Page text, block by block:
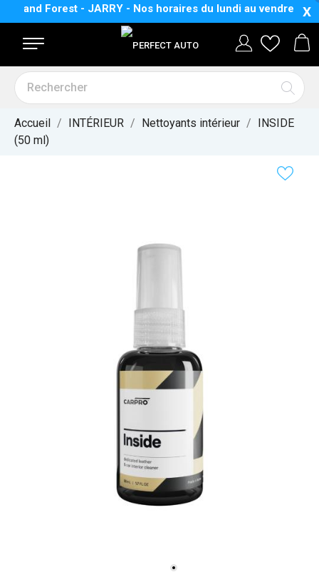
Forest - JARRY - Nos horairesdu lundi au vendredi :8 H 30
X
Accueil INTÉRIEUR Nettoyants intérieur
INSIDE
(50 ml)